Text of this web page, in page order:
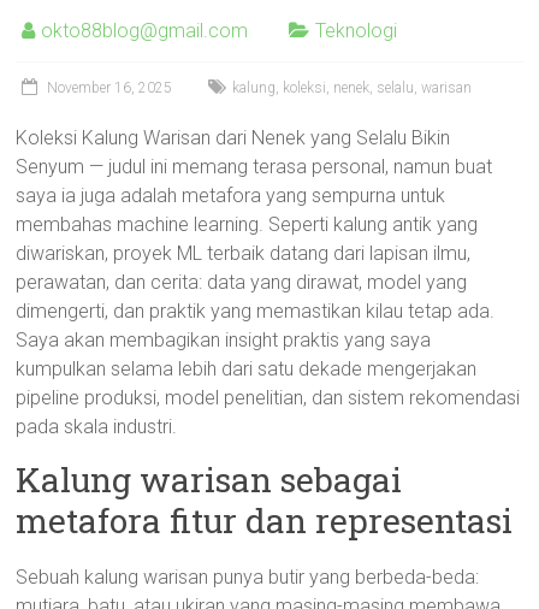
okto88blog@gmail.com Teknologi
November 16, 2025 kalung, koleksi, nenek, selalu,warisan
Koleksi Kalung Warisan dari Nenek yang Selalu Bikin
Senyum — judul ini memang terasa personal, namun buat
saya ia juga adalah metafora yang sempurna untuk
membahas machine learning. Seperti kalung antik yang
diwariskan, proyek ML terbaik datang dari lapisan ilmu,
perawatan, dan cerita: data yang dirawat, model yang
dimengerti, dan praktik yang memastikan kilau tetap ada.
Saya akan membagikan insight praktis yang saya
kumpulkan selama lebih dari satu dekade mengerjakan
pipeline produksi, model penelitian, dan sistem rekomendasi
pada skala industri.
Kalung warisan sebagai
metafora fitur dan representasi
Sebuah kalung warisan punya butir yang berbeda-beda: